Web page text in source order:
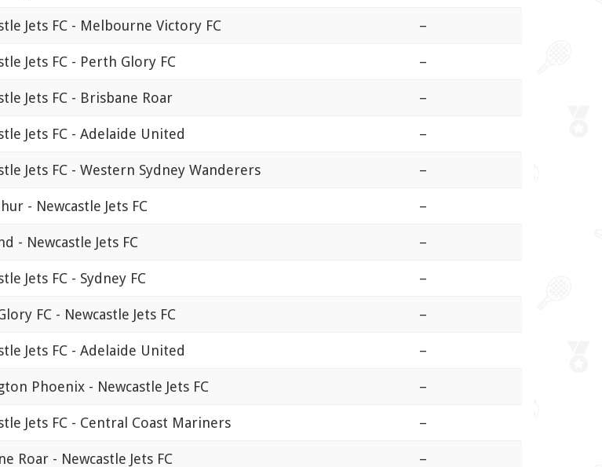
Jets FC - Melbourne Victory FC –
Jets FC - Perth Glory FC –
Jets FC - Brisbane Roar –
Jets FC - Adelaide United –
Jets FC - Western Sydney Wanderers –
- Newcastle Jets FC –
- Newcastle Jets FC –
Jets FC - Sydney FC –
FC - Newcastle Jets FC –
Jets FC - Adelaide United –
Phoenix - Newcastle Jets FC –
Jets FC - Central Coast Mariners –
Roar - Newcastle Jets FC –